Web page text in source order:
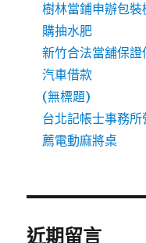
樹林當鋪申辦包
購抽水肥
新竹合法當舖保
汽車借款
(無標題)
台北記帳士事務
薦電動麻將桌
近期留言